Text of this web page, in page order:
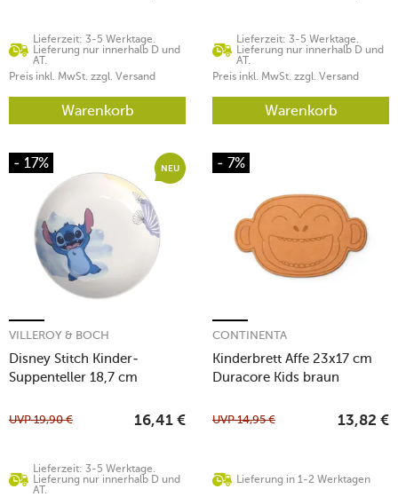
Lieferzeit: 3-5 Werktage.
Lieferung nur innerhalb D und
AT.
Preis inkl. MwSt. zzgl. Versand
Warenkorb
Lieferzeit: 3-5 Werktage.
Lieferung nur innerhalb D und
AT.
Preis inkl. MwSt. zzgl. Versand
Warenkorb
- 17% NEU
Disney Stitch Kinder-
Suppenteller 18,7 cm
VILLEROY & BOCH
Lieferzeit: 3-5 Werktage.
Lieferung nur innerhalb D und
AT.
UVP19,90 € 16,41 €
- 7%
Kinderbrett Affe 23x17 cm
Duracore Kids braun
CONTINENTA
Lieferung in 1-2 Werktagen
UVP14,95 € 13,82 €